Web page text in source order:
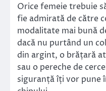
Orice femeie trebuie
fie admirată de către
modalitate mai bună
dacă nu purtând un
din argint, o brățară
sau o pereche de
siguranță îți vor pune